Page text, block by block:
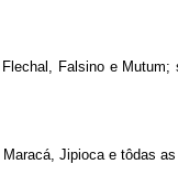
Falsino e
Jipioca e tôdas